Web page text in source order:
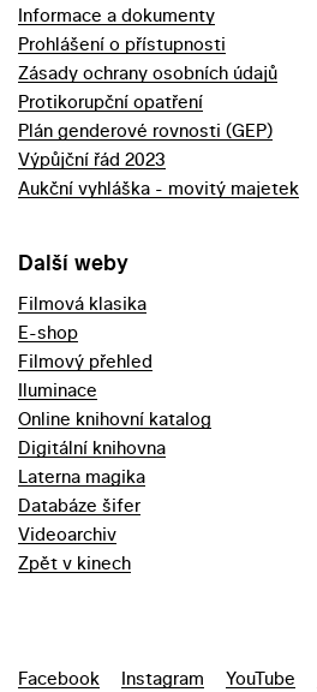
Informace a dokumenty
Prohlášení o přístupnosti
Zásady ochrany osobních údajů
Protikorupční opatření
Plán genderové rovnosti (GEP)
Výpůjční řád 2023
Aukční vyhláška - movitý majetek
Další weby
Filmová klasika
E-shop
Filmový přehled
Iluminace
Online knihovní katalog
Digitální knihovna
Laterna magika
Databáze šifer
Videoarchiv
Zpět v kinech
Facebook Instagram YouTube